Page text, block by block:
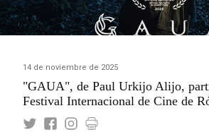
14 de noviembre de 2025
"GAUA", de Paul Urkijo Alijo,
Festival Internacional de Cine de